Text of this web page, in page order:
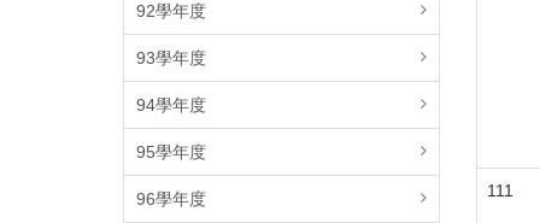
92學年度
93學年度
94學年度
95學年度
96學年度 111